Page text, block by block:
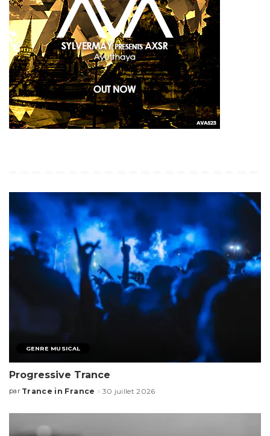
GENRE MUSICAL
Progressive Trance
par Trance in France 30 juillet 2026